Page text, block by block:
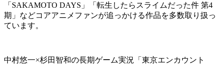
「SAKAMOTO DAYS」「転生したらスライムだった件 第4
期」などコアアニメファンが追っかける作品を多数取り扱っ
ています。
中村悠一×杉田智和の長期ゲーム実況「東京エンカウント